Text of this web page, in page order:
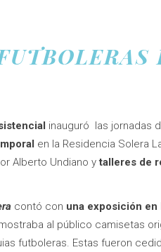
inauguró las jornadas
en la Residencia Solera
Alberto Undiano ytalleres de
contó con una exposición en
al público camisetas
futboleras. Estas fueron